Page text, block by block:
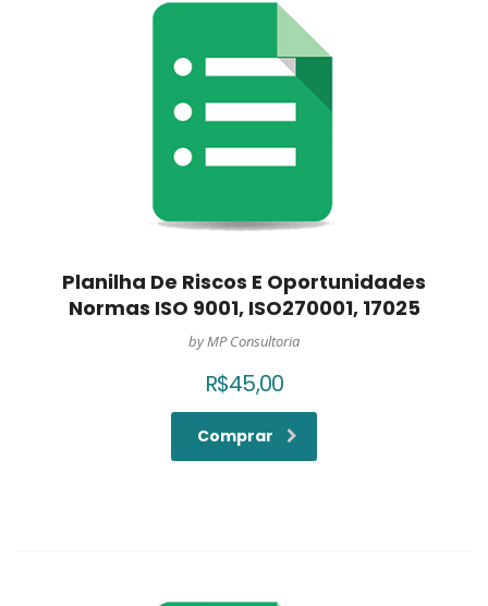
Planilha De Riscos E Oportunidades
Normas ISO 9001, ISO270001, 17025
by MP Consultoria
R$45,00
Comprar